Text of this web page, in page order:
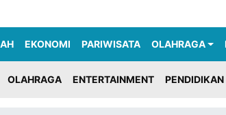
EKONOMI PARIWISATA OLAHRAGA
OLAHRAGA ENTERTAINMENT PENDIDIKAN